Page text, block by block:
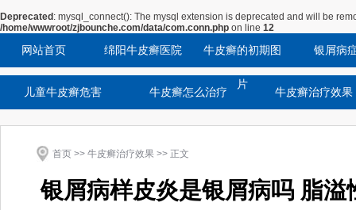
Deprecated : mysql_connect(): The mysql extension is deprecated and will be
/home/wwwroot/zjbounche.com/data/com.conn.php on line 12
网站首页 绵阳牛皮癣医院 牛皮癣的初期图
片
银屑病
儿童牛皮癣危害 牛皮癣怎么治疗 牛皮癣治疗效果
首页 >> 牛皮癣治疗效果 >> 正文
银屑病样皮炎是银屑病吗 脂溢